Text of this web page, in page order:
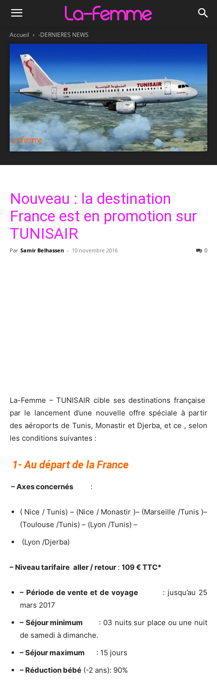
Accueil -DERNIERES NEWS
Nouveau : la destination
France est en promotion sur
TUNISAIR
Par Samir Belhassen - 10 novembre 2016 0
La-Femme – TUNISAIR cible ses destinations française
par le lancement d’une nouvelle offre spéciale à partir
des aéroports de Tunis, Monastir et Djerba, et ce , selon
les conditions suivantes :
1- Au départ de la France
– Axes concernés :
( Nice / Tunis) – (Nice / Monastir )– (Marseille /Tunis )–
(Toulouse /Tunis) – (Lyon /Tunis) –
(Lyon /Djerba)
– Niveau tarifaire aller / retour : 109 € TTC*
– Période de vente et de voyage: jusqu’au 25
mars 2017
– Séjour minimum : 03 nuits sur place ou une nuit
de samedi à dimanche.
– Séjour maximum : 15 jours
– Réduction bébé (-2 ans): 90%